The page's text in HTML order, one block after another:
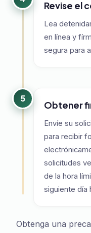
Revise el
Lea
en línea y
segura para
5
Obtener
Envíe su
para recibir
solicitudes
de la hora
siguiente día
Obtenga una